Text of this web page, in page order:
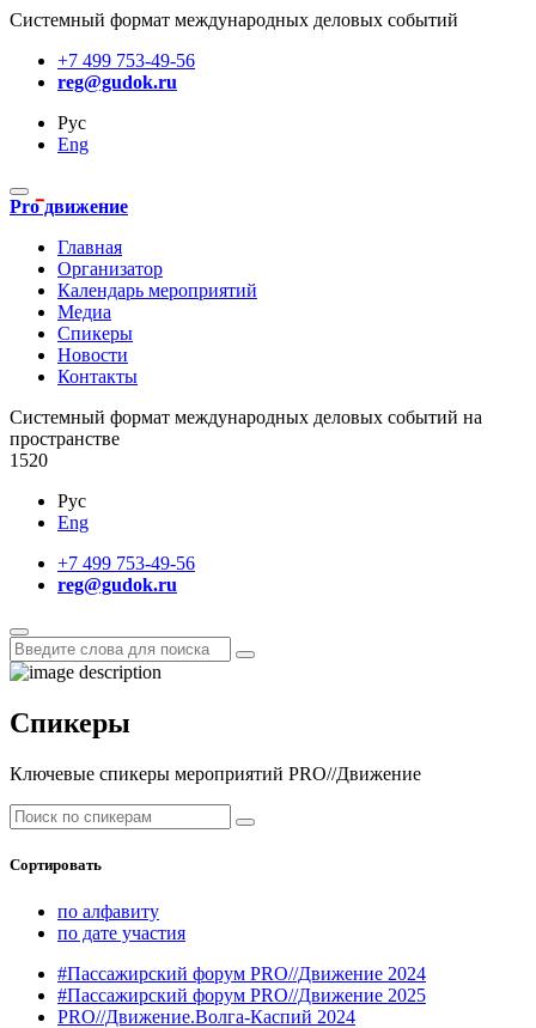
Системный формат международных деловых событий
+7 499 753-49-56
reg@gudok.ru
Рус
Eng
Pro движение
Главная
Организатор
Календарь мероприятий
Медиа
Спикеры
Новости
Контакты
Cистемный формат международных деловых событий на
пространстве
1520
Рус
Eng
+7 499 753-49-56
reg@gudok.ru
Спикеры
Ключевые спикеры мероприятий PRO//Движение
Сортировать
по алфавиту
по дате участия
#Пассажирский форум PRO//Движение 2024
#Пассажирский форум PRO//Движение 2025
PRO//Движение.Волга-Каспий 2024